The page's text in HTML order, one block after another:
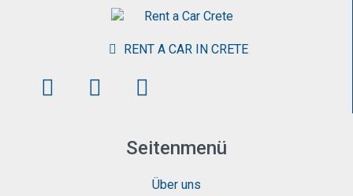
RENT A CAR IN CRETE
Seitenmenü
Über uns